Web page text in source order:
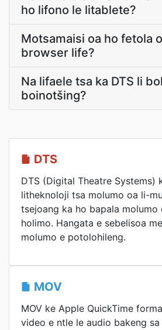
ho lifono le litablete?
Motsamaisi oa ho fetola
browser life?
Na lifaele tsa ka DTS li
boinotšing?
DTS
DTS (Digital Theatre Systems)
litheknoloji tsa molumo oa li-
tsejoang ka ho bapala molumo
holimo. Hangata e sebelisoa
molumo e potolohileng.
MOV
MOV ke Apple QuickTime
video e ntle le audio bakeng